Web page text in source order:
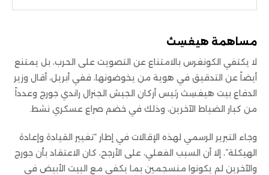
مساهمة هيغسِث
لا يكتفي الكونغرس بالامتناع عن التصويت على الحرب، بل يمتنع
أيضاً عن التدقيق في هوية من يخوضونها، ففي أبريل، أقال وزير
الدفاع بيت هيغسِث رئيس أركان الجيش الجنرال راندي جورج وعدداً
من كبار الضباط الآخرين، وذلك في خضم صراع عسكري نشط.
وجاء التبرير الرسمي لهذه الإقالات في إطار “تغيير القيادة وإعادة
الهيكلة”، إلا أن السبب الفعلي، على الأرجح، كان الاعتقاد بأن جورج
والآخرين لم يكونوا منسجمين بما يكفي مع البيت الأبيض في